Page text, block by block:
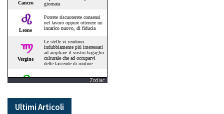
Zodiac
Ultimi Articoli